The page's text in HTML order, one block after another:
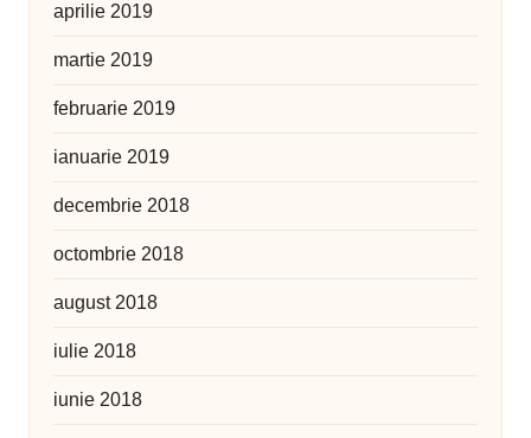
aprilie 2019
martie 2019
februarie 2019
ianuarie 2019
decembrie 2018
octombrie 2018
august 2018
iulie 2018
iunie 2018